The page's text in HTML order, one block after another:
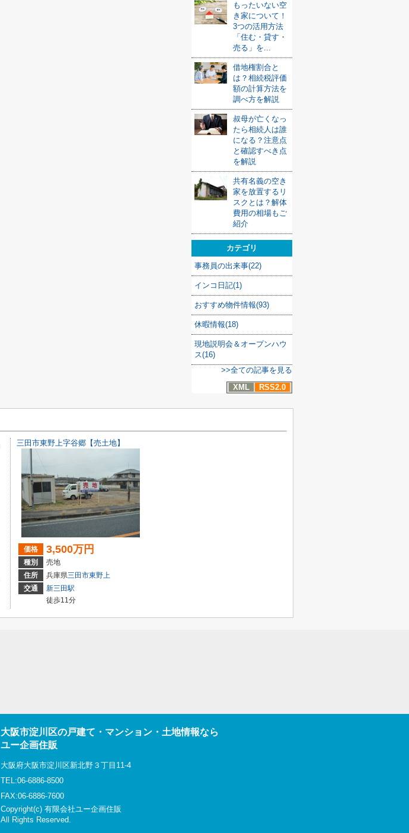
もったいない空
き家について！
3つの活用方法
「住む・貸す・
売る」を...
借地権割合と
は？相続税評価
額の計算方法を
調べ方を解説
叔母が亡くなっ
たら相続人は誰
になる？注意点
と確認すべき点
を解説
共有名義の空き
家を放置するリ
スクとは？解体
費用の相場もご
紹介
カテゴリ
事務員の出来事(22)
インコ日記(1)
おすすめ物件情報(93)
休暇情報(18)
現地説明会＆オープンハウ
ス(16)
>>全ての記事を見る
XML
RSS2.0
三田市東野上字谷郷【売土地】
価格 3,500万円
種別
売地
住所
兵庫県三田市東野上
交通
新三田駅
徒歩11分
大阪市淀川区の戸建て・マンション・土地情報なら
ユー企画住販
大阪府大阪市淀川区新北野３丁目11-4
TEL:06-6886-8500
FAX:06-6886-7600
Copyright(c) 有限会社ユー企画住販
All Rights Reserved.